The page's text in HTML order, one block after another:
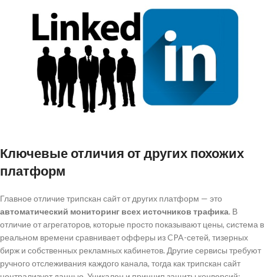
Ключевые отличия от других похожих
платформ
Главное отличие трипскан сайт от других платформ — это
автоматический мониторинг всех источников трафика. В
отличие от агрегаторов, которые просто показывают цены, система в
реальном времени сравнивает офферы из CPA-сетей, тизерных
бирж и собственных рекламных кабинетов. Другие сервисы требуют
ручного отслеживания каждого канала, тогда как трипскан сайт